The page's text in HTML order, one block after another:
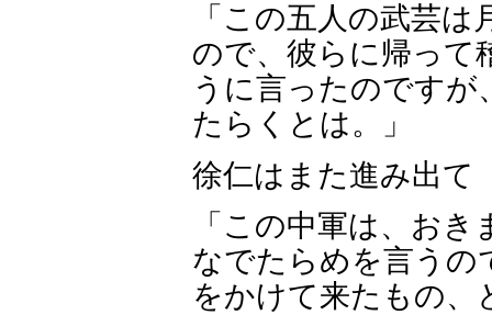
「この五人の武芸
ので、彼らに帰って
うに言ったのです
たらくとは。」
徐仁はまた進み出て
「この中軍は、お
なでたらめを言うの
をかけて来たもの、